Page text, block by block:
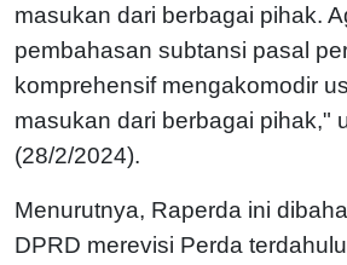
masukan dari berbagai pihak.
pembahasan subtansi pasal
komprehensif mengakomodir
masukan dari berbagai pihak,"
(28/2/2024).
Menurutnya, Raperda ini
DPRD merevisi Perda